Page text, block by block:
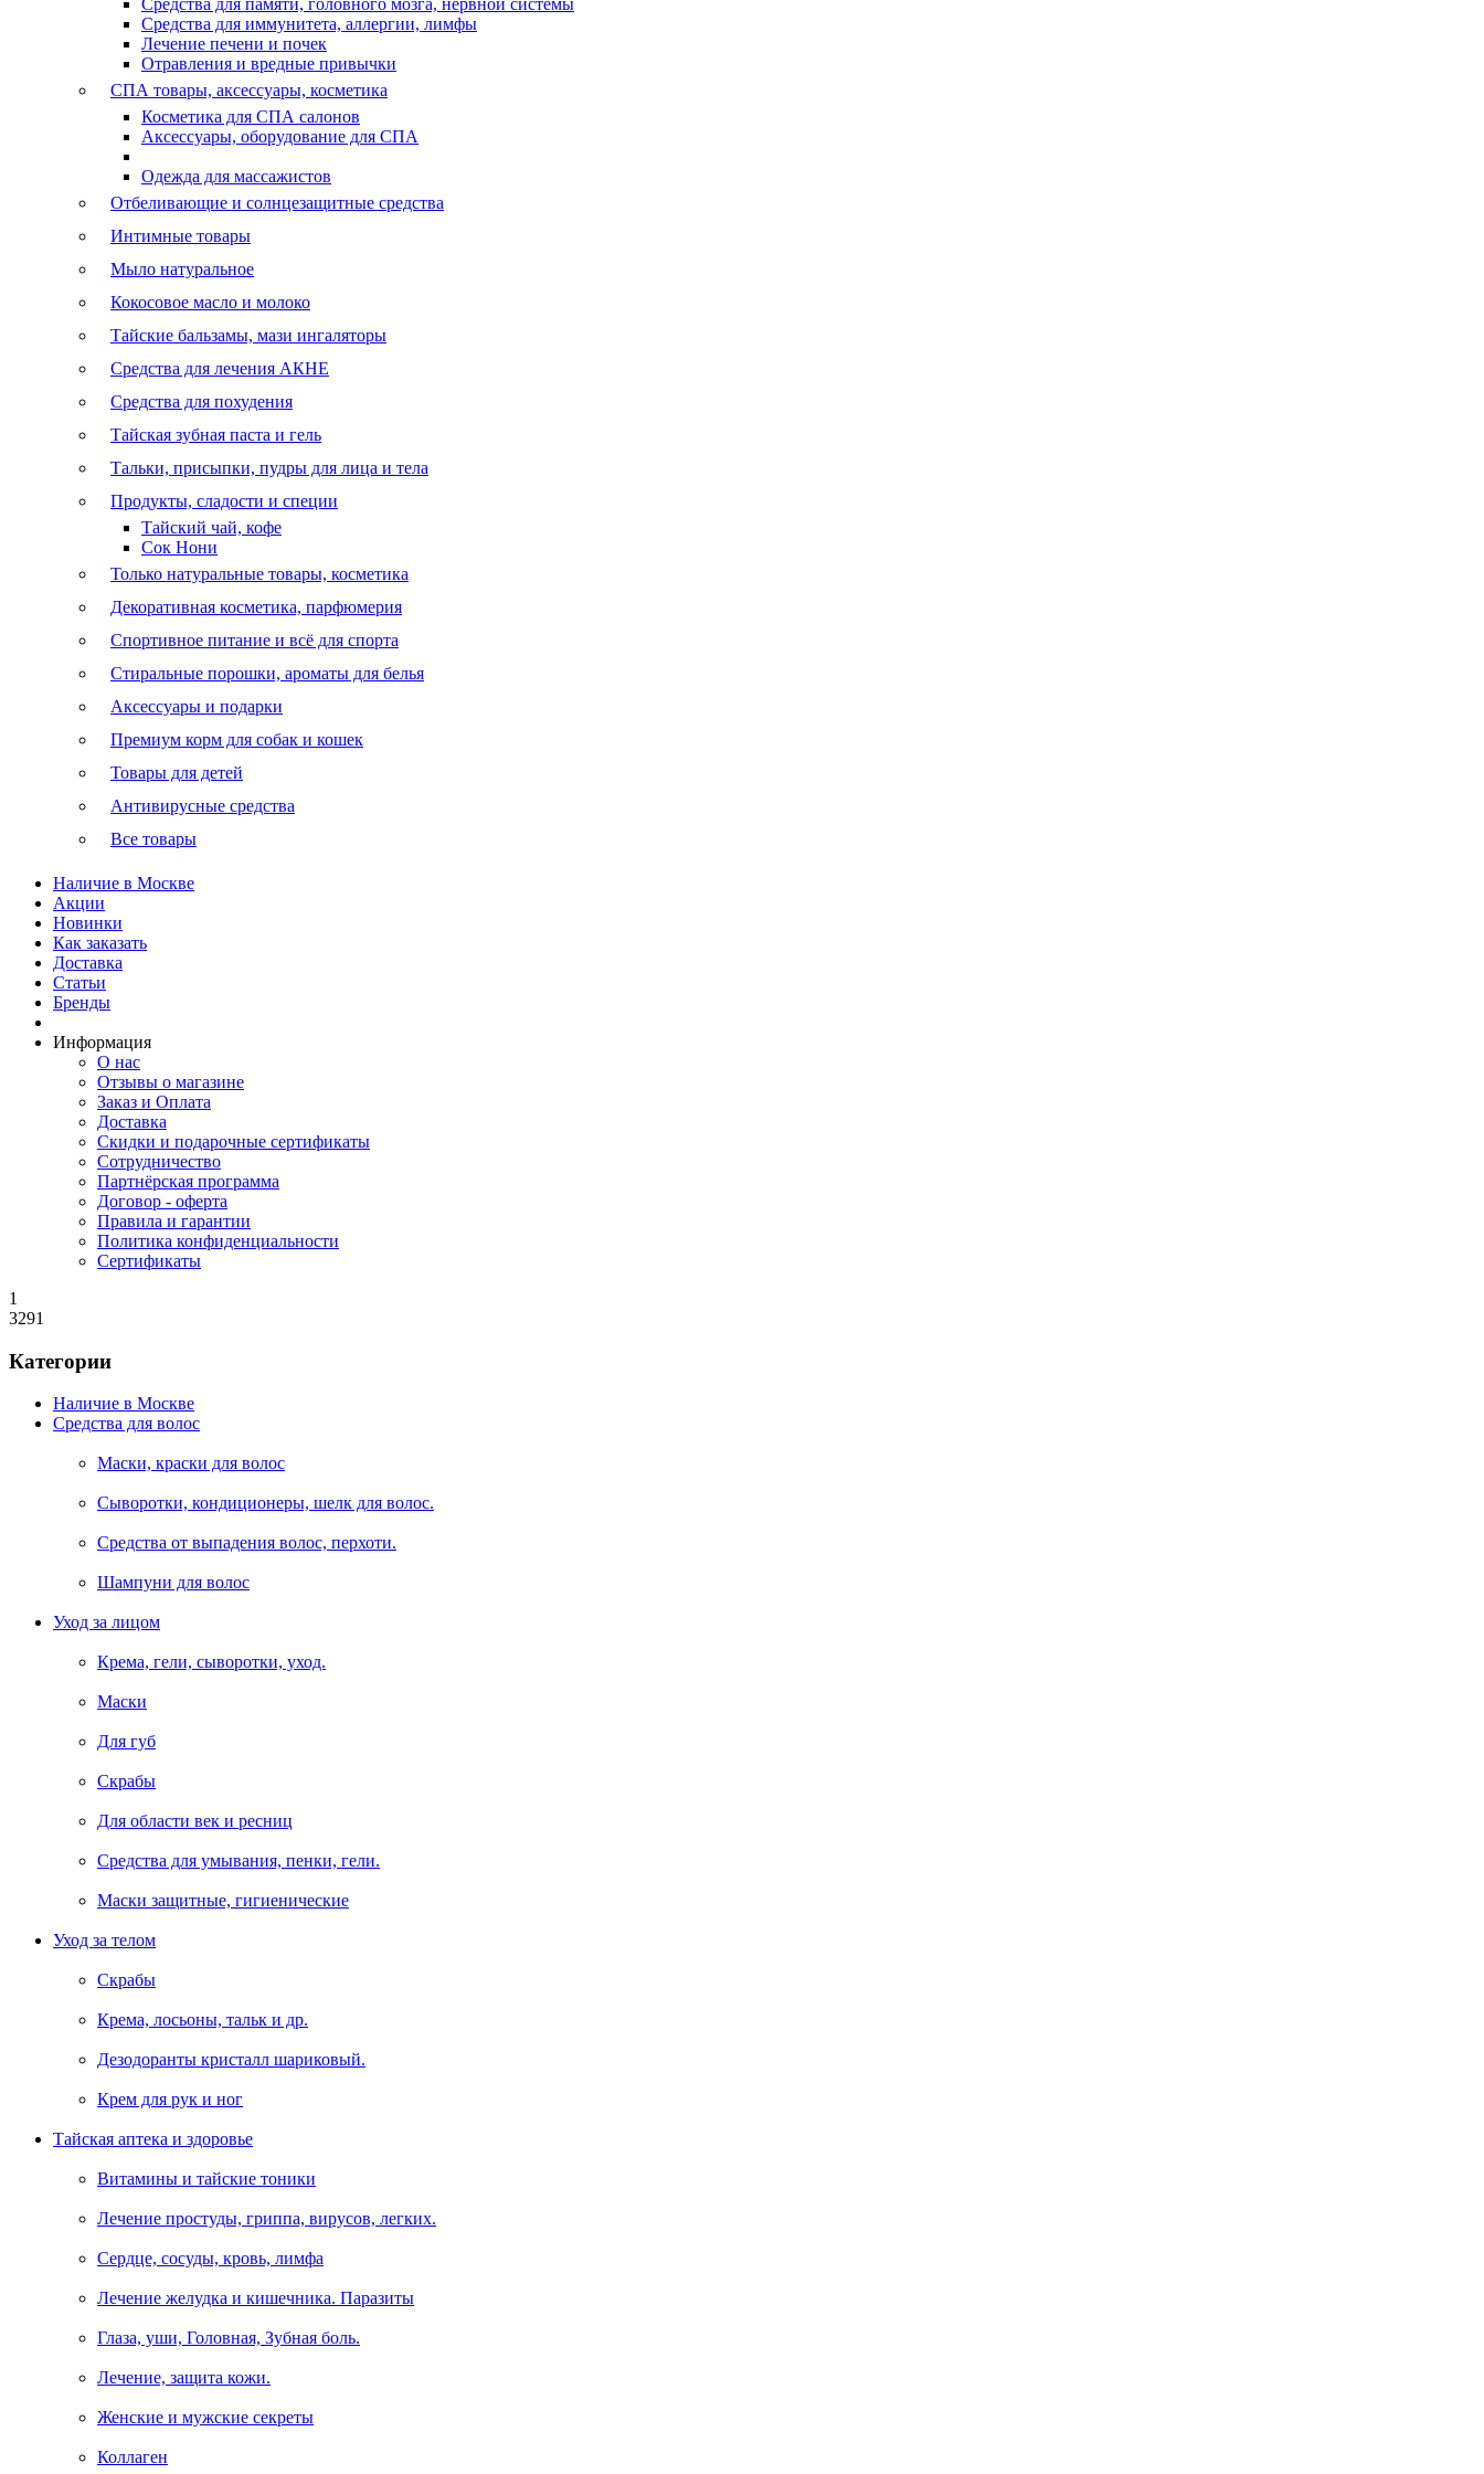
Средства для памяти, головного мозга, нервной системы
Средства для иммунитета, аллергии, лимфы
Лечение печени и почек
Отравления и вредные привычки
СПА товары, аксессуары, косметика
Косметика для СПА салонов
Аксессуары, оборудование для СПА
Одежда для массажистов
Отбеливающие и солнцезащитные средства
Интимные товары
Мыло натуральное
Кокосовое масло и молоко
Тайские бальзамы, мази ингаляторы
Средства для лечения АКНЕ
Средства для похудения
Тайская зубная паста и гель
Тальки, присыпки, пудры для лица и тела
Продукты, сладости и специи
Тайский чай, кофе
Сок Нони
Только натуральные товары, косметика
Декоративная косметика, парфюмерия
Спортивное питание и всё для спорта
Стиральные порошки, ароматы для белья
Аксессуары и подарки
Премиум корм для собак и кошек
Товары для детей
Антивирусные средства
Все товары
Наличие в Москве
Акции
Новинки
Как заказать
Доставка
Статьи
Бренды
Информация
О нас
Отзывы о магазине
Заказ и Оплата
Доставка
Скидки и подарочные сертификаты
Сотрудничество
Партнёрская программа
Договор - оферта
Правила и гарантии
Политика конфиденциальности
Сертификаты
1
3291
Категории
Наличие в Москве
Средства для волос
Маски, краски для волос
Сыворотки, кондиционеры, шелк для волос.
Средства от выпадения волос, перхоти.
Шампуни для волос
Уход за лицом
Крема, гели, сыворотки, уход.
Маски
Для губ
Скрабы
Для области век и ресниц
Средства для умывания, пенки, гели.
Маски защитные, гигиенические
Уход за телом
Скрабы
Крема, лосьоны, тальк и др.
Дезодоранты кристалл шариковый.
Крем для рук и ног
Тайская аптека и здоровье
Витамины и тайские тоники
Лечение простуды, гриппа, вирусов, легких.
Сердце, сосуды, кровь, лимфа
Лечение желудка и кишечника. Паразиты
Глаза, уши, Головная, Зубная боль.
Лечение, защита кожи.
Женские и мужские секреты
Коллаген